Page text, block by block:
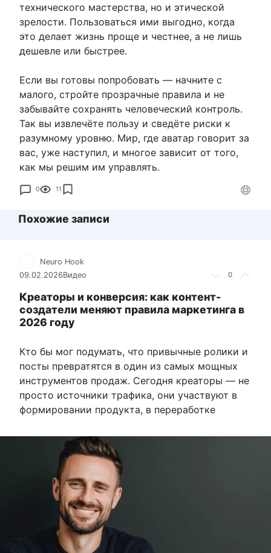
технического мастерства, но и этической
зрелости. Пользоваться ими выгодно, когда
это делает жизнь проще и честнее, а не лишь
дешевле или быстрее.
Если вы готовы попробовать — начните с
малого, стройте прозрачные правила и не
забывайте сохранять человеческий контроль.
Так вы извлечёте пользу и сведёте риски к
разумному уровню. Мир, где аватар говорит за
вас, уже наступил, и многое зависит от того,
как мы решим им управлять.
0 11
Похожие записи
0
Neuro Hook
09.02.2026Видео
Креаторы и конверсия: как контент-
создатели меняют правила маркетинга в
2026 году
Кто бы мог подумать, что привычные ролики и
посты превратятся в один из самых мощных
инструментов продаж. Сегодня креаторы — не
просто источники трафика, они участвуют в
формировании продукта, в переработке